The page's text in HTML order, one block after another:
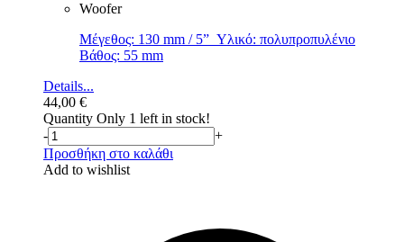
Woofer
Μέγεθος: 130 mm / 5” Υλικό: πολυπροπυλένιο
Βάθος: 55 mm
Details...
44,00 €
Quantity Only 1 left in stock!
-
+
Προσθήκη στο καλάθι
Add to wishlist